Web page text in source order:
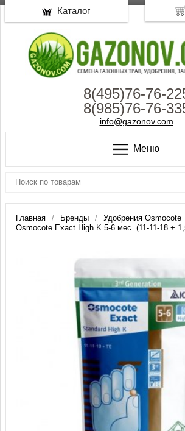
8(495)76-76-
8(985)76-76-
info@gazonov.com
Меню
Главная Бренды Удобрения Osmocote
Osmocote Exact High K 5-6 мес. (11-11-18 +
Каталог